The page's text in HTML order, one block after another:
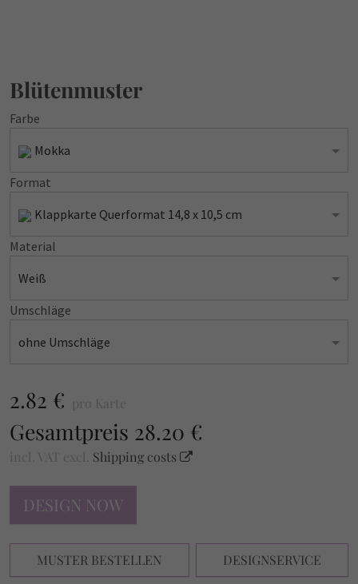
Blütenmuster
Farbe
Mokka
Format
Klappkarte Querformat 14,8 x 10,5 cm
Material
Weiß
Umschläge
ohne Umschläge
2.82 € pro Karte
Gesamtpreis 28.20 €
incl. VAT excl. Shipping costs
DESIGN NOW
MUSTER BESTELLEN DESIGNSERVICE